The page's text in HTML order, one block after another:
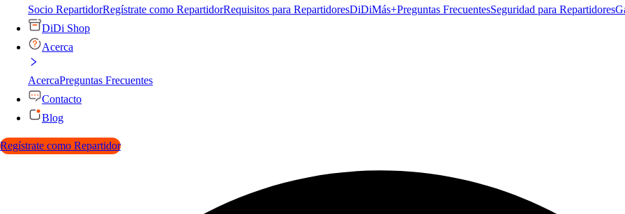
Socio RepartidorRegístrate como RepartidorRequisitos para RepartidoresDiDiMás+Preguntas FrecuentesSeguridad para Repartidores
DiDi Shop
Acerca
AcercaPreguntas Frecuentes
Contacto
Blog
Regístrate como Repartidor